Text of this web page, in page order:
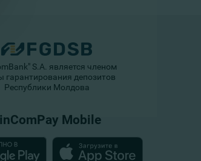
S.A. является членом
гарантирования депозитов
Республики Молдова
Mobile